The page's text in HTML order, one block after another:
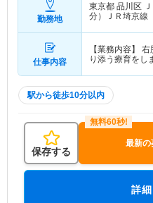
勤務地
東京都 品川区
分）ＪＲ埼京線
仕事内容
【業務内容】
り添う療育を
駅から徒歩10分以内
保存する
最新の
詳